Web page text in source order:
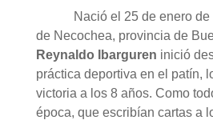
Nació el 25 de enero de
de Necochea, provincia de
Reynaldo Ibarguren inició
práctica deportiva en el patín,
victoria a los 8 años. Como
época, que escribían cartas a